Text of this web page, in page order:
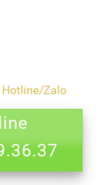
Zalo